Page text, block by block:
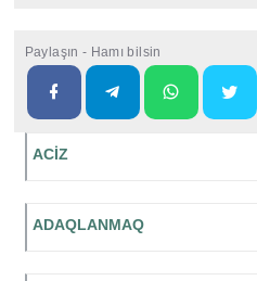
Paylaşın - Hamı bilsin
ACİZ
ADAQLANMAQ